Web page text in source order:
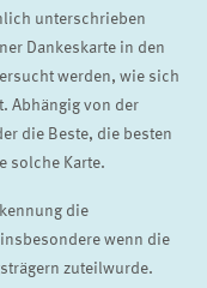
unterschrieben
Dankeskarte in den
werden, wie sich
Abhängig von der
die Beste, die besten
solche Karte.
die
wenn die
zuteilwurde.